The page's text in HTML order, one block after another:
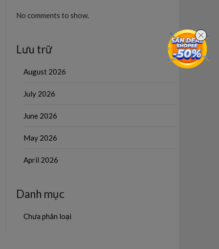
No comments to show.
Lưu trữ
August 2026
July 2026
June 2026
May 2026
April 2026
Danh mục
Chưa phân loại